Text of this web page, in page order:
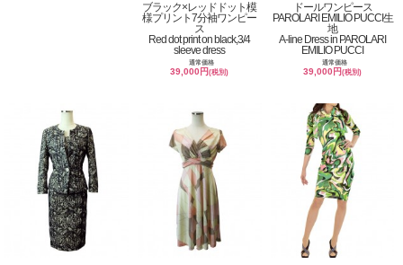
ブラック×レッドドット模
様プリント7分袖ワンピー
ス
Red dot print on black,3/4
sleeve dress
通常価格
39,000円(税別)
ドールワンピース
PAROLARI EMILIO PUCCI生
地
A-line Dress in PAROLARI
EMILIO PUCCI
通常価格
39,000円(税別)